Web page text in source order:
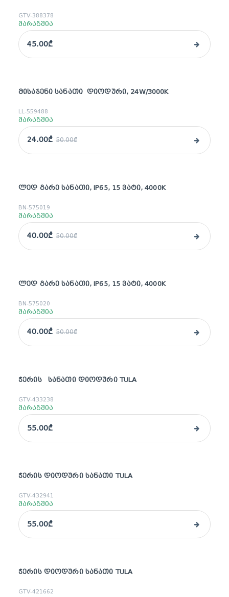
GTV-388378
მარაგშია
45.00₾
sale
ᲛᲘᲡᲐᲯᲔᲜᲘ ᲡᲐᲜᲐᲗᲘ ᲓᲘᲝᲓᲣᲠᲘ, 24W/3000K
LL-559488
მარაგშია
24.00₾ 50.00₾
sale
ᲚᲔᲓ ᲒᲐᲠᲔ ᲡᲐᲜᲐᲗᲘ, IP65, 15 ᲕᲐᲢᲘ, 4000K
BN-575019
მარაგშია
40.00₾ 50.00₾
sale
ᲚᲔᲓ ᲒᲐᲠᲔ ᲡᲐᲜᲐᲗᲘ, IP65, 15 ᲕᲐᲢᲘ, 4000K
BN-575020
მარაგშია
40.00₾ 50.00₾
ᲭᲔᲠᲘᲡ ᲡᲐᲜᲐᲗᲘ ᲓᲘᲝᲓᲣᲠᲘ TULA
GTV-433238
მარაგშია
55.00₾
ᲭᲔᲠᲘᲡ ᲓᲘᲝᲓᲣᲠᲘ ᲡᲐᲜᲐᲗᲘ TULA
GTV-432941
მარაგშია
55.00₾
ᲭᲔᲠᲘᲡ ᲓᲘᲝᲓᲣᲠᲘ ᲡᲐᲜᲐᲗᲘ TULA
GTV-421662